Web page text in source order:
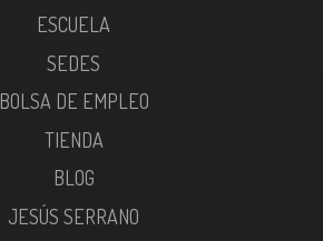
ESCUELA
SEDES
BOLSA DE EMPLEO
TIENDA
BLOG
JESÚS SERRANO